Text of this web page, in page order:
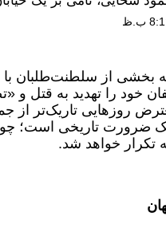
بخشی از سلطنت‌طلبان
خود را تهدید به قتل و
روزهایی تاریک‌تر از
تاریخی است؛ چون
تکرار خواهد شد.